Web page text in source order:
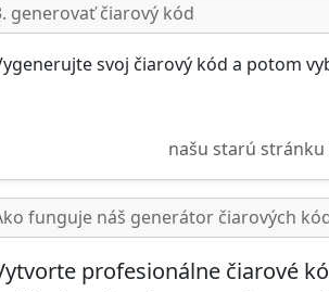
generovať čiarový kód
svoj čiarový kód a potom
našu starú stránku
funguje náš generátor čiarových
profesionálne čiarové